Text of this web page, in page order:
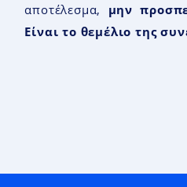
αποτέλεσμα, μην
Είναι το θεμέλιο της